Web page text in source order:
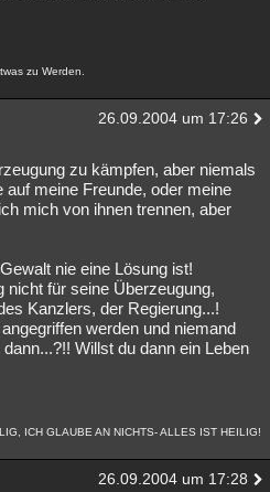
zu Werden.
26.09.2004 um 17:26
zu kämpfen, aber niemals
auf meine Freunde, oder meine
mich von ihnen trennen, aber
nie eine Lösung ist!
für seine Überzeugung,
Kanzlers, der Regierung...!
werden und niemand
Willst du dann ein Leben
ICH GLAUBE AN NICHTS- ALLES IST HEILIG!
26.09.2004 um 17:28